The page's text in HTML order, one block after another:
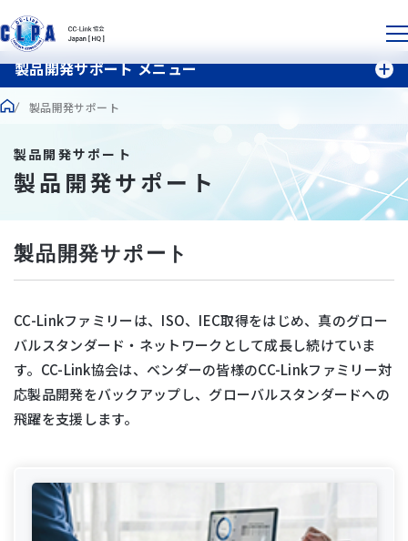
製品開発サポート
製品開発サポート
製品開発サポート
製品開発サポート メニュー
製品開発サポート
CC-Linkファミリーは、ISO、IEC取得をはじめ、真のグロー
バルスタンダード・ネットワークとして成長し続けていま
す。CC-Link協会は、ベンダーの皆様のCC-Linkファミリー対
応製品開発をバックアップし、グローバルスタンダードへの
飛躍を支援します。